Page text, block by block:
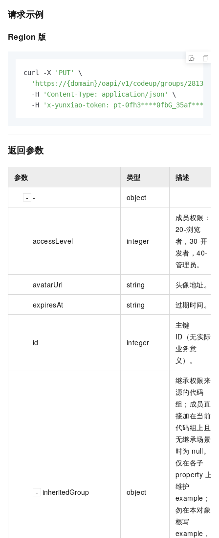
请求示例
Region 版
curl -X 'PUT'
\
'https://{domain}/oapi/v1/codeup/groups/2813489或
  -H
'Content-Type: application/json'
\
  -H
'x-yunxiao-token: pt-
返回参数
参数 类型 描述
- object
accessLevel integer
成员权限：
20-浏览
者，30-开
发者，40-
管理员。
avatarUrl string 头像地址。
expiresAt string 过期时间。
id integer
主键
ID（无实际
业务意
义）。
inheritedGroup object
继承权限来
源的代码
组；成员直
接加在当前
代码组上且
无继承场景
时为 null。
仅在各子
property 上
维护
example；
勿在本对象
根写
example，